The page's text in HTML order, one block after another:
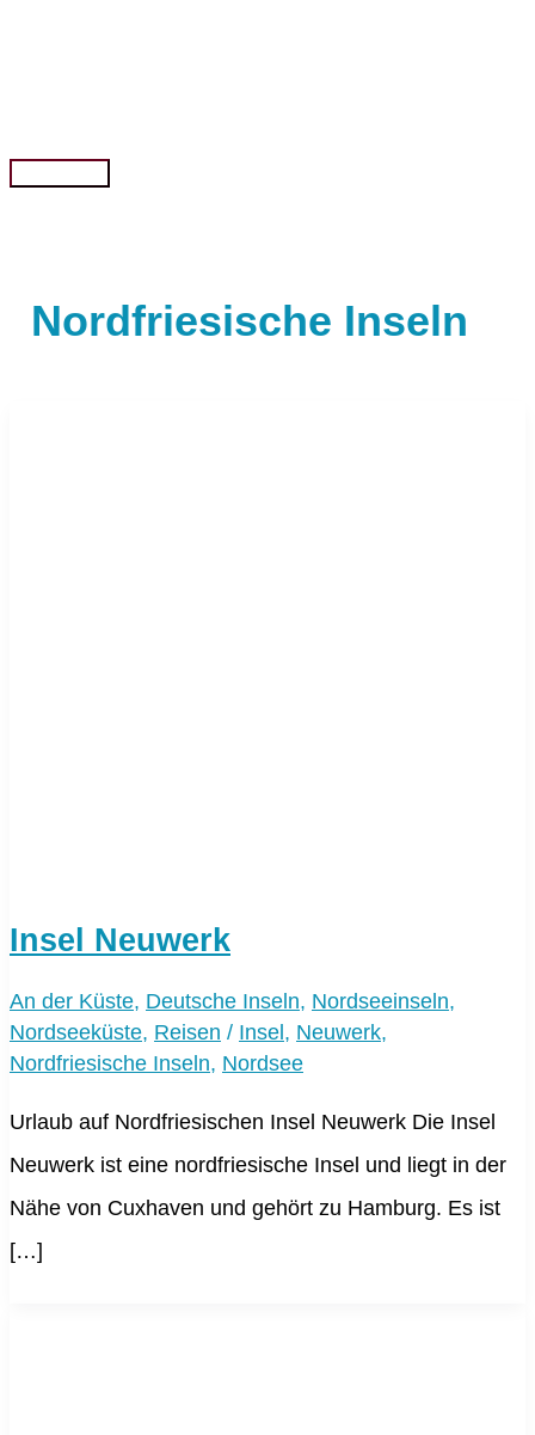
Hauptmenü
Nordfriesische Inseln
Insel Neuwerk
An der Küste, Deutsche Inseln, Nordseeinseln,
Nordseeküste, Reisen / Insel, Neuwerk,
Nordfriesische Inseln, Nordsee
Urlaub auf Nordfriesischen Insel Neuwerk Die Insel
Neuwerk ist eine nordfriesische Insel und liegt in der
Nähe von Cuxhaven und gehört zu Hamburg. Es ist
[…]